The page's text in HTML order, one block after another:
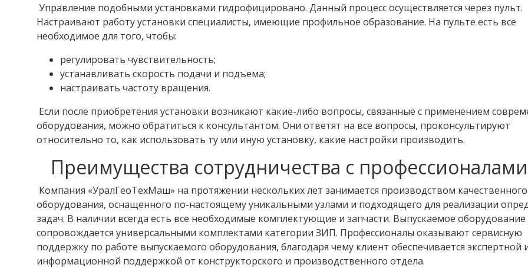
Управление подобными установками гидрофицировано. Данный процесс осуществляется через пульт.
Настраивают работу установки специалисты, имеющие профильное образование. На пульте есть все
необходимое для того, чтобы:
регулировать чувствительность;
устанавливать скорость подачи и подъема;
настраивать частоту вращения.
Если после приобретения установки возникают какие-либо вопросы, связанные с применением
оборудования, можно обратиться к консультантом. Они ответят на все вопросы, проконсультируют
относительно то, как использовать ту или иную установку, какие настройки производить.
Преимущества сотрудничества с профессионалами
Компания «УралГеоТехМаш» на протяжении нескольких лет занимается производством качественного
оборудования, оснащенного по-настоящему уникальными узлами и подходящего для реализации
задач. В наличии всегда есть все необходимые комплектующие и запчасти. Выпускаемое оборудование
сопровождается универсальными комплектами категории ЗИП. Профессионалы оказывают сервисную
поддержку по работе выпускаемого оборудования, благодаря чему клиент обеспечивается экспертной
информационной поддержкой от конструкторского и производственного отдела.